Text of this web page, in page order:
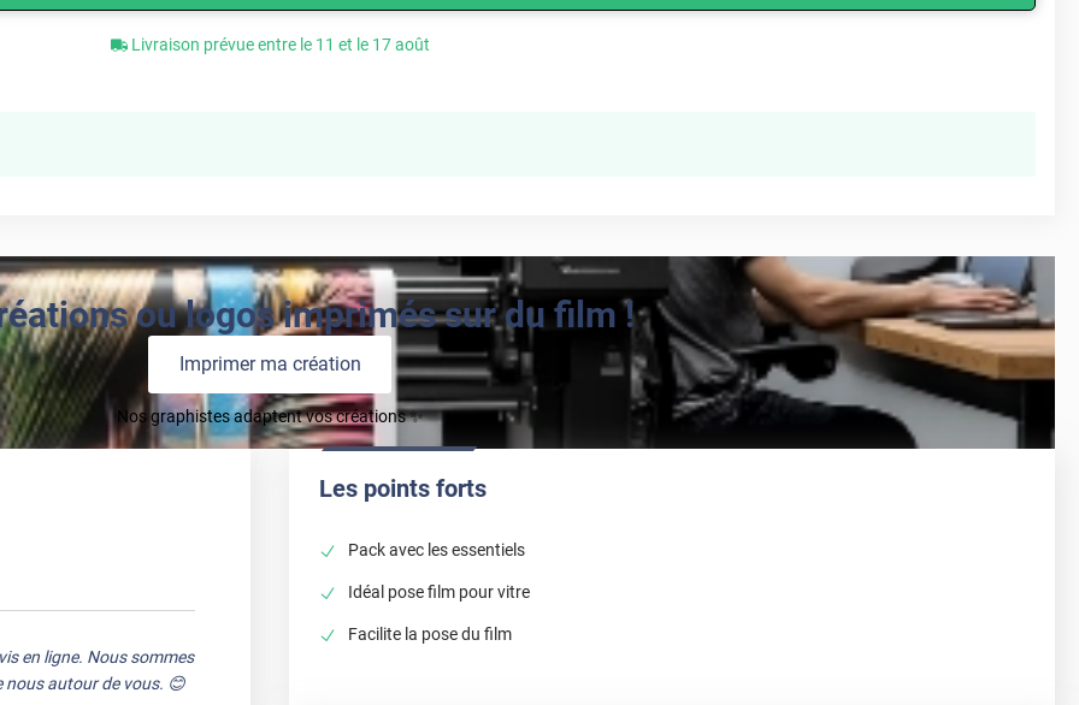
Livraison prévue entre le 11 et le 17 août
ou logos imprimés sur du film !
Imprimer ma création
Nos graphistes adaptent vos créations ✨
en ligne. Nous sommes
nous autour de vous. 😊
Les points forts
Pack avec les essentiels
Idéal pose film pour vitre
Facilite la pose du film